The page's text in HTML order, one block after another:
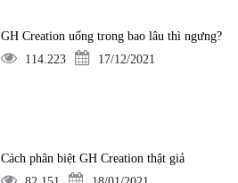
GH Creation uống trong bao lâu thì ngưng?
114.223
17/12/2021
Cách phân biệt GH Creation thật giả